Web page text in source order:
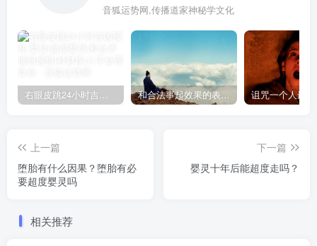
音狐运势网,传播道家神秘学文化
右眼皮跳24小时吉凶预兆 和合法事起效果的表现，出现这些就要留意了
上一篇
堕胎有什么因果？堕胎有必
要超度婴灵吗
下一篇
婴灵十年后能超度走吗？
相关推荐